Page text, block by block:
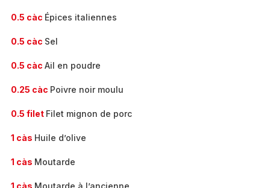
0.5 càc Épices italiennes
0.5 càc Sel
0.5 càc Ail en poudre
0.25 càc Poivre noir moulu
0.5 filet Filet mignon de porc
1 càs Huile d’olive
1 càs Moutarde
1 càs Moutarde à l’ancienne